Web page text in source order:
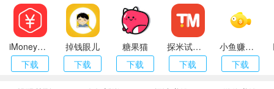
iMoney（爱盈利）
下载
掉钱眼儿
下载
糖果猫
下载
探米试玩app
下载
小鱼赚钱APP
下载